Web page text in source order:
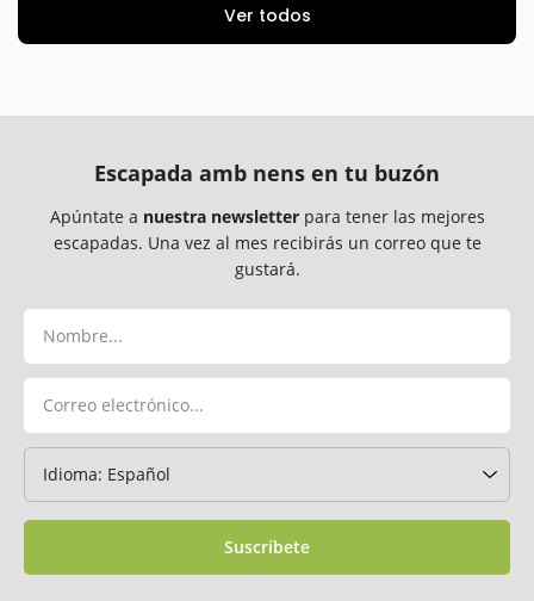
Ver todos
Escapada amb nens en tu buzón
Apúntate a nuestra newsletterpara tener las mejores
escapadas. Una vez al mes recibirás un correo que te
gustará.
Suscríbete